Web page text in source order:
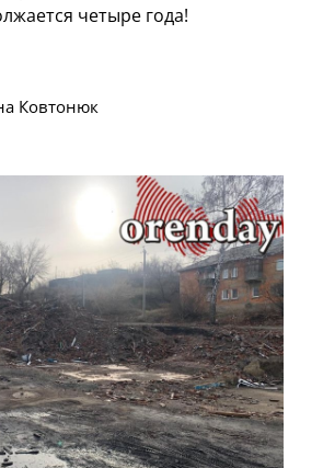
четыре года!
Ковтонюк